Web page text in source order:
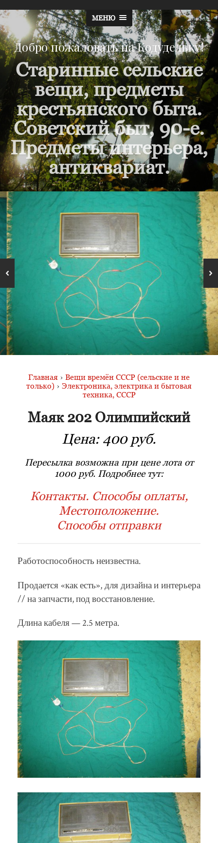
МЕНЮ
Добро пожаловать на Кодудельку!
Старинные сельские
вещи, предметы
крестьянского быта.
Советский быт, 90-е.
Предметы интерьера,
антиквариат.
Главная › Вещи времён СССР (сельские и не
только) › Электроника, электрика и бытовая
техника, СССР
Маяк 202 Олимпийский
Цена: 400 руб.
Пересылка возможна при цене лота от
1000 руб. Подробнее тут:
Контакты. Способы оплаты,
Местоположение.
Способы отправки
Работоспособность неизвестна.
Продается «как есть», для дизайна и интерьера
// на запчасти, под восстановление.
Длина кабеля — 2.5 метра.